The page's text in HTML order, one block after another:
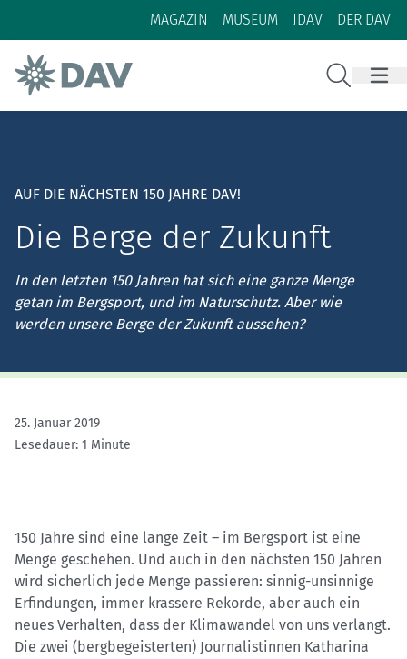
Zum Inhalt
Zur Footer-Navigation
MAGAZIN MUSEUM JDAV DER DAV
AUF DIE NÄCHSTEN 150 JAHRE DAV!
Die Berge der Zukunft
In den letzten 150 Jahren hat sich eine ganze Menge
getan im Bergsport, und im Naturschutz. Aber wie
werden unsere Berge der Zukunft aussehen?
25. Januar 2019
Lesedauer: 1 Minute
150 Jahre sind eine lange Zeit – im Bergsport ist eine
Menge geschehen. Und auch in den nächsten 150 Jahren
wird sicherlich jede Menge passieren: sinnig-unsinnige
Erfindungen, immer krassere Rekorde, aber auch ein
neues Verhalten, dass der Klimawandel von uns verlangt.
Die zwei (bergbegeisterten) Journalistinnen Katharina